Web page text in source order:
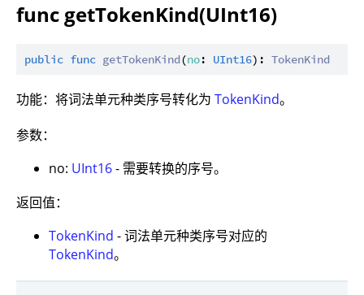
func getTokenKind(UInt16)
public func getTokenKind(no: UInt16): TokenKind
功能：将词法单元种类序号转化为 TokenKind。
参数：
no: UInt16- 需要转换的序号。
返回值：
TokenKind - 词法单元种类序号对应的
TokenKind。